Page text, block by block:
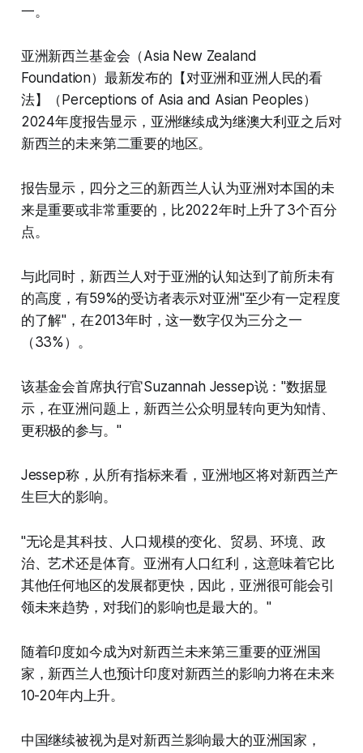
一。
亚洲新西兰基金会（Asia New Zealand
Foundation）最新发布的【对亚洲和亚洲人民的看
法】（Perceptions of Asia and Asian Peoples）
2024年度报告显示，亚洲继续成为继澳大利亚之后对
新西兰的未来第二重要的地区。
报告显示，四分之三的新西兰人认为亚洲对本国的未
来是重要或非常重要的，比2022年时上升了3个百分
点。
与此同时，新西兰人对于亚洲的认知达到了前所未有
的高度，有59%的受访者表示对亚洲"至少有一定程度
的了解"，在2013年时，这一数字仅为三分之一
（33%）。
该基金会首席执行官Suzannah Jessep说："数据显
示，在亚洲问题上，新西兰公众明显转向更为知情、
更积极的参与。"
Jessep称，从所有指标来看，亚洲地区将对新西兰产
生巨大的影响。
"无论是其科技、人口规模的变化、贸易、环境、政
治、艺术还是体育。亚洲有人口红利，这意味着它比
其他任何地区的发展都更快，因此，亚洲很可能会引
领未来趋势，对我们的影响也是最大的。"
随着印度如今成为对新西兰未来第三重要的亚洲国
家，新西兰人也预计印度对新西兰的影响力将在未来
10-20年内上升。
中国继续被视为是对新西兰影响最大的亚洲国家，